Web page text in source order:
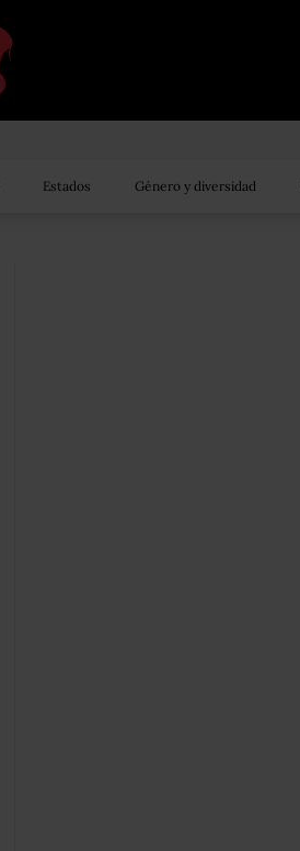
Estados Género y diversidad